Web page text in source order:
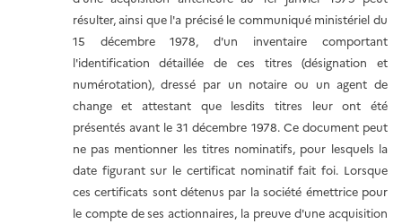
résulter, ainsi que l'a précisé le communiqué ministériel du
15 décembre 1978, d'un inventaire comportant
l'identification détaillée de ces titres (désignation et
numérotation), dressé par un notaire ou un agent de
change et attestant que lesdits titres leur ont été
présentés avant le 31 décembre 1978. Ce document peut
ne pas mentionner les titres nominatifs, pour lesquels la
date figurant sur le certificat nominatif fait foi. Lorsque
ces certificats sont détenus par la société émettrice pour
le compte de ses actionnaires, la preuve d'une acquisition